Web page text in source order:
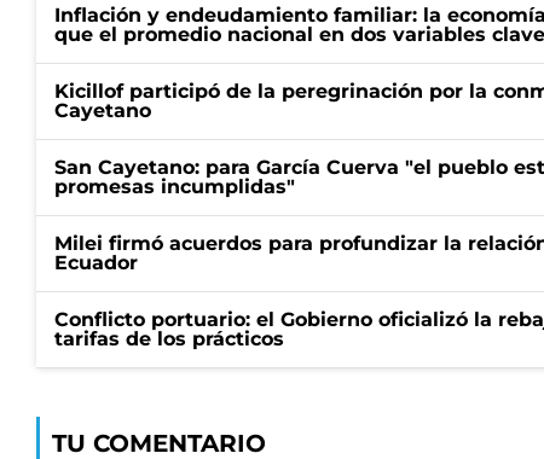
Inflación y endeudamiento familiar: la
que el promedio nacional en dos variables clave
Kicillof participó de la peregrinación por la
Cayetano
San Cayetano: para García Cuerva "el pueblo
promesas incumplidas"
Milei firmó acuerdos para profundizar la
Ecuador
Conflicto portuario: el Gobierno oficializó la
tarifas de los prácticos
TU COMENTARIO